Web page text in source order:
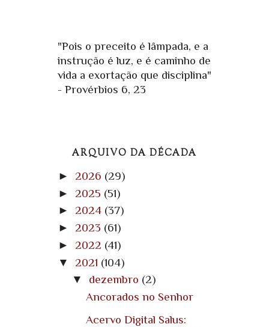
"Pois o preceito é lâmpada, e a
instrução é luz, e é caminho de
vida a exortação que disciplina"
- Provérbios 6, 23
ARQUIVO DA DÉCADA
► 2026 (29)
► 2025 (51)
► 2024 (37)
► 2023 (61)
► 2022 (41)
▼ 2021 (104)
▼ dezembro (2)
Ancorados no Senhor
Acervo Digital Salus: